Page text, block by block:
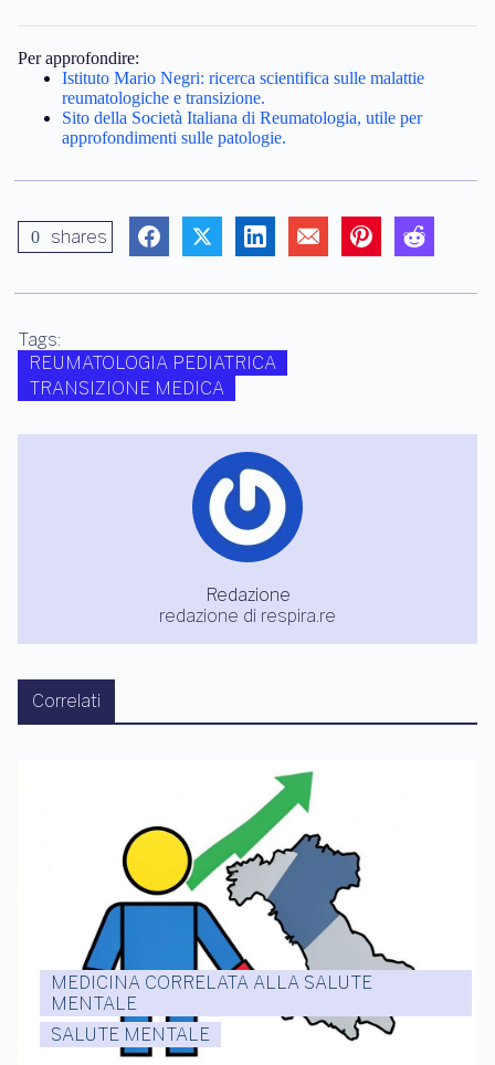
Per approfondire:
Istituto Mario Negri: ricerca scientifica sulle malattie
reumatologiche e transizione.
Sito della Società Italiana di Reumatologia, utile per
approfondimenti sulle patologie.
0 shares
Tags:
REUMATOLOGIA PEDIATRICA
TRANSIZIONE MEDICA
Redazione
redazione di respira.re
Correlati
MEDICINA CORRELATA ALLA SALUTE
MENTALE
SALUTE MENTALE